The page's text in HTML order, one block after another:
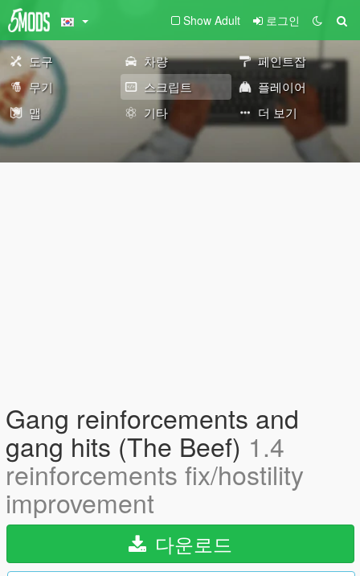
Show Adult 로그인
도구 차량
페인트잡
무기
스크립트
플레이어
맵
기타 더 보기
Gang reinforcements and
gang hits (The Beef) 1.4
reinforcements fix/hostility
improvement
다운로드